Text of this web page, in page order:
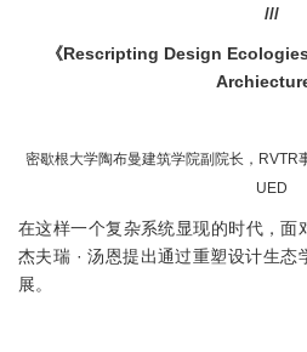
///
《Rescripting Design
Archiecture
密歇根大学陶布曼建筑学院副院长，RVTR
UED
在这样一个复杂系统显现的时代，面
杰夫瑞 · 汤恩提出通过重塑设计生
展。